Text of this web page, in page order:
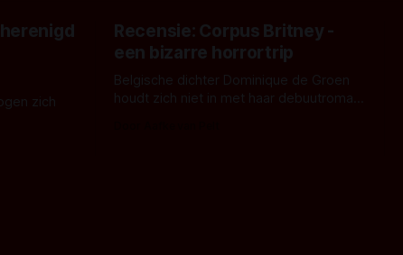
zich
Recensie: Corpus Britney -
een bizarre horrortrip
Belgische dichter Dominique de Groen
houdt zich niet in met haar debuutroman.